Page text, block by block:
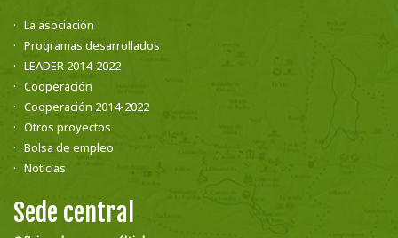
La asociación
Programas desarrollados
LEADER 2014-2022
Cooperación
Cooperación 2014-2022
Otros proyectos
Bolsa de empleo
Noticias
Sede central